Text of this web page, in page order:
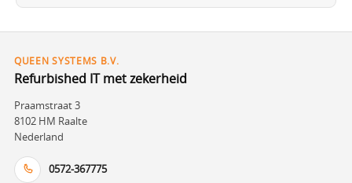
QUEEN SYSTEMS B.V.
Refurbished IT met zekerheid
Praamstraat 3
8102 HM Raalte
Nederland
0572-367775